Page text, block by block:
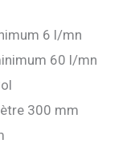
6 l/mn
60 l/mn
300 mm